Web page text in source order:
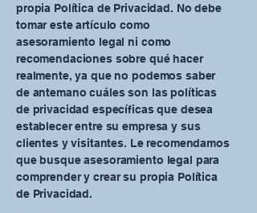
propia Política de Privacidad. No debe
tomar este artículo como
asesoramiento legal ni como
recomendaciones sobre qué hacer
realmente, ya que no podemos saber
de antemano cuáles son las políticas
de privacidad específicas que desea
establecer entre su empresa y sus
clientes y visitantes. Le recomendamos
que busque asesoramiento legal para
comprender y crear su propia Política
de Privacidad.